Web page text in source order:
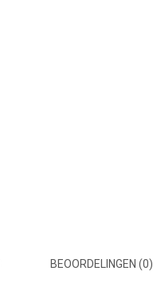
BEOORDELINGEN (0)